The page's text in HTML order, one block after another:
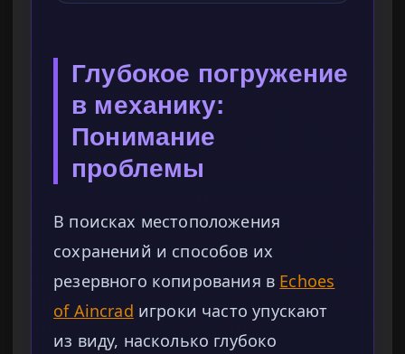
Глубокое погружение
в механику:
Понимание
проблемы
В поисках местоположения
сохранений и способов их
резервного копирования в Echoes
of Aincrad игроки часто упускают
из виду, насколько глубоко